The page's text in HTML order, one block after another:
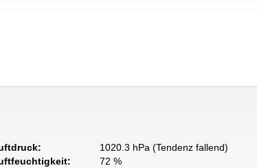
1020.3 hPa (Tendenz fallend)
72 %